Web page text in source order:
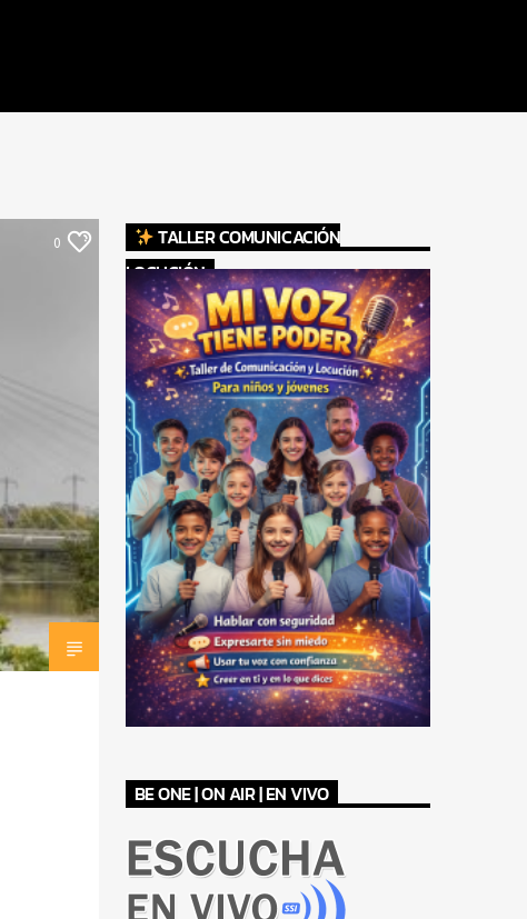
0
TALLER COMUNICACIÓN
LOCUCIÓN
BE ONE | ON AIR | EN VIVO